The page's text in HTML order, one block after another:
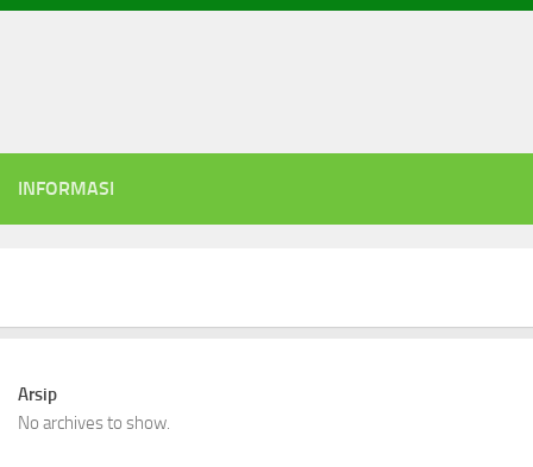
INFORMASI
Arsip
No archives to show.